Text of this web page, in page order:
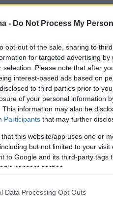
- Do Not Process My
opt-out of the sale, sharing to
for targeted advertising
selection. Please note that after
interest-based ads based on
to third parties prior to
of your personal information
This information may also be
Participants that may further
that this website/app uses one or
but not limited to your
to Google and its third-party
consent section.
Data Processing Opt Outs
μέτρα περιορισμού
λεωφόρους που
επιτρέπεται μόνο
των Ι.Χ.Ε.
ιδιωτικής
φορτωμένου
βάση το τελευταίο
τους (μονά – ζυγά).
στις παραπάνω
χωρίς κανένα
των